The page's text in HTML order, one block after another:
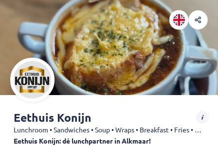
Eethuis Konijn
Lunchroom • Sandwiches • Soup • Wraps • Breakfast • Fries • Snack • Drinks
Eethuis Konijn: dé lunchpartner in Alkmaar!